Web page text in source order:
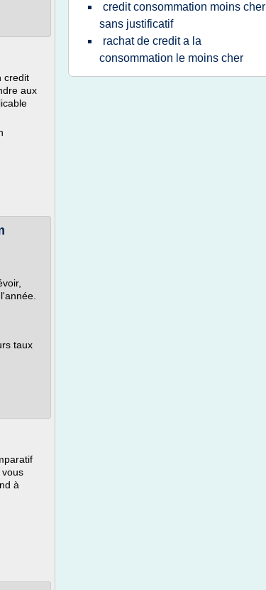
credit
aux
taux
à
credit consommation moins cher
sans justificatif
rachat de credit a la
consommation le moins cher